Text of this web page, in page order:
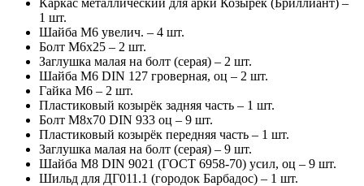
1 шт.
Шайба М6 увелич. – 4 шт.
Болт М6х25 – 2 шт.
Заглушка малая на болт (серая) – 2 шт.
Шайба М6 DIN 127 гроверная, оц – 2 шт.
Гайка М6 – 2 шт.
Пластиковый козырёк задняя часть – 1 шт.
Болт М8х70 DIN 933 оц – 9 шт.
Пластиковый козырёк передняя часть – 1 шт.
Заглушка малая на болт (серая) – 9 шт.
Шайба М8 DIN 9021 (ГОСТ 6958-70) усил, оц – 9 шт.
Шильд для ДГ011.1 (городок Барбадос) – 1 шт.